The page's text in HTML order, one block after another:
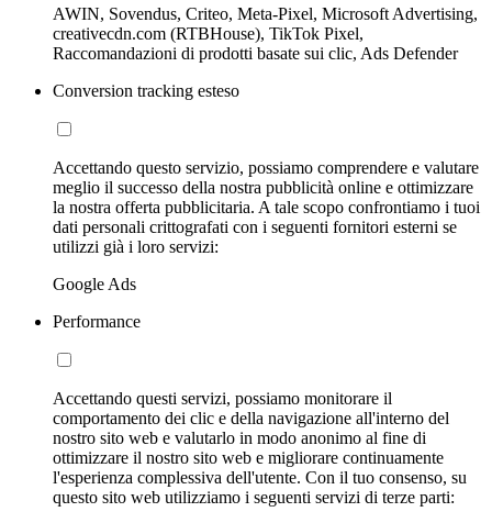
AWIN, Sovendus, Criteo, Meta-Pixel, Microsoft Advertising,
creativecdn.com (RTBHouse), TikTok Pixel,
Raccomandazioni di prodotti basate sui clic, Ads Defender
Conversion tracking esteso
Accettando questo servizio, possiamo comprendere e valutare
meglio il successo della nostra pubblicità online e ottimizzare
la nostra offerta pubblicitaria. A tale scopo confrontiamo i tuoi
dati personali crittografati con i seguenti fornitori esterni se
utilizzi già i loro servizi:
Google Ads
Performance
Accettando questi servizi, possiamo monitorare il
comportamento dei clic e della navigazione all'interno del
nostro sito web e valutarlo in modo anonimo al fine di
ottimizzare il nostro sito web e migliorare continuamente
l'esperienza complessiva dell'utente. Con il tuo consenso, su
questo sito web utilizziamo i seguenti servizi di terze parti: